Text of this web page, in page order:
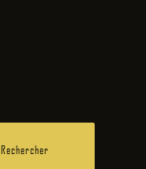
Rechercher